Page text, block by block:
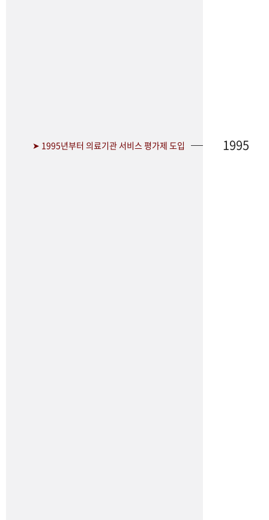
➤ 1995년부터 의료기관 서비스 평가제 도입 1995